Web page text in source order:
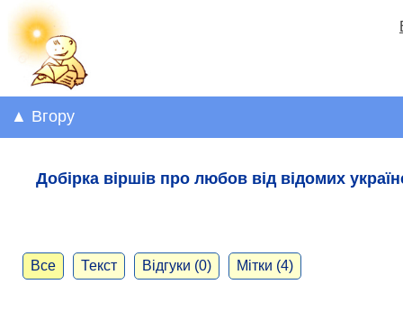
▲ Вгору
Добірка віршів про любов від відомих
Все Текст Відгуки (0) Мітки (4)